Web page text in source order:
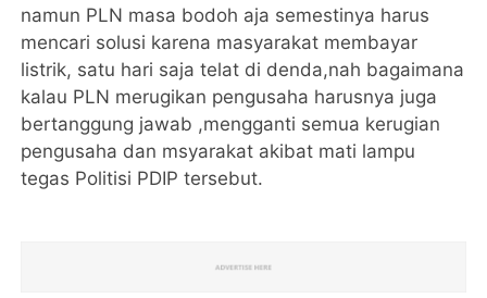
namun PLN masa bodoh aja semestinya harus
mencari solusi karena masyarakat membayar
listrik, satu hari saja telat di denda,nah bagaimana
kalau PLN merugikan pengusaha harusnya juga
bertanggung jawab ,mengganti semua kerugian
pengusaha dan msyarakat akibat mati lampu
tegas Politisi PDIP tersebut.